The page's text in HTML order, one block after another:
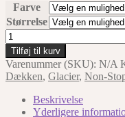
Farve
Størrelse
Non-
Stop
Dogwear
Glacier
Jacket
Orange/Blue
Tilføj til kurv
Varenummer (SKU): N/A
Dækken, Glacier, Non-
Beskrivelse
Yderligere